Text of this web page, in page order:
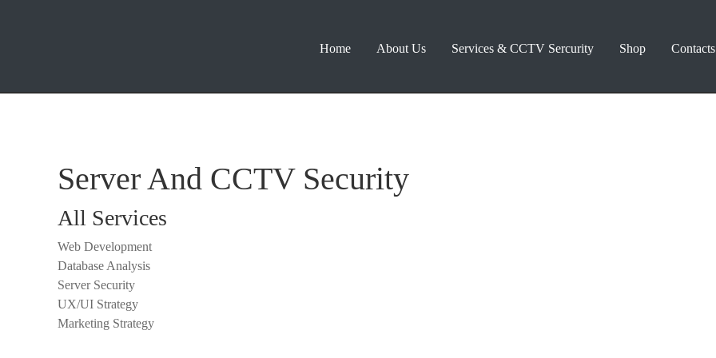
Home About Us Services & CCTV Sercurity Shop Contacts
Server And CCTV Security
All Services
Web Development
Database Analysis
Server Security
UX/UI Strategy
Marketing Strategy